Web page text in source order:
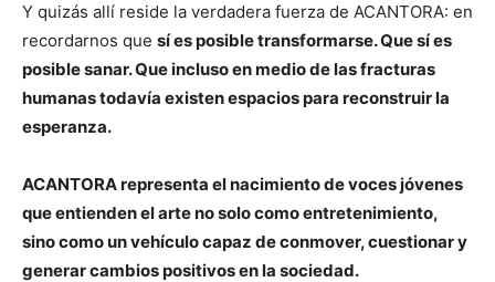
Y quizás allí reside la verdadera fuerza de ACANTORA: en
recordarnos que sí es posible transformarse. Que sí es
posible sanar. Que incluso en medio de las fracturas
humanas todavía existen espacios para reconstruir la
esperanza.
ACANTORA representa el nacimiento de voces jóvenes
que entienden el arte no solo como entretenimiento,
sino como un vehículo capaz de conmover, cuestionar y
generar cambios positivos en la sociedad.